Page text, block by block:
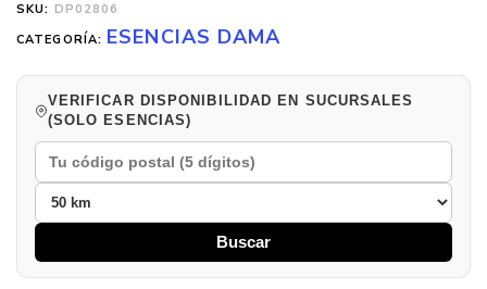
SKU: DP02806
CATEGORÍA: ESENCIAS DAMA
VERIFICAR DISPONIBILIDAD EN SUCURSALES
(SOLO ESENCIAS)
Buscar